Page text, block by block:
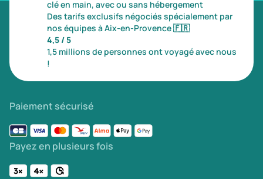
clé en main, avec ou sans hébergement
Des tarifs exclusifs négociés spécialement par
nos équipes à Aix-en-Provence🇫🇷
4,5 / 5
1,5 millions de personnes ont voyagé avec nous
!
Paiement sécurisé
Payez en plusieurs fois